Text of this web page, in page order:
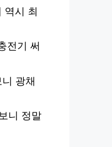
역시 최
전기 써
광채
니 정말